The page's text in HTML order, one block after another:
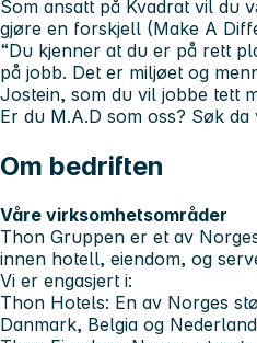
Som ansatt på Kvadrat vil du
gjøre en forskjell (Make A
“Du kjenner at du er på rett
på jobb. Det er miljøet og
Jostein, som du vil jobbe tett
Er du M.A.D som oss? Søk
Om bedriften
Våre virksomhetsområder
Thon Gruppen er et av
innen hotell, eiendom, og
Vi er engasjert i:
Thon Hotels: En av Norges
Danmark, Belgia og